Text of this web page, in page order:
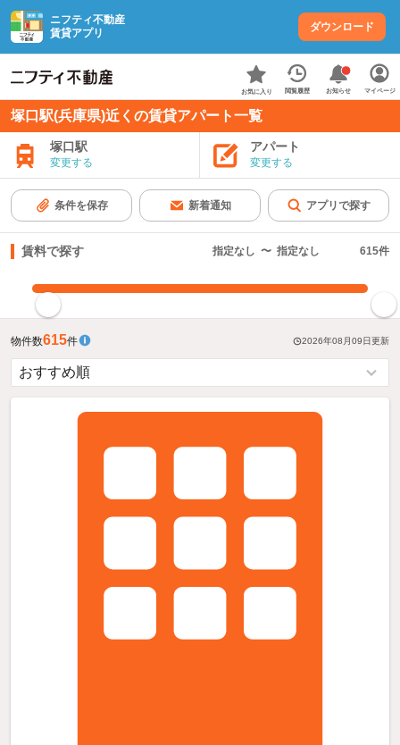
ニフティ不動産
賃貸アプリ
ダウンロード
お気に入り 閲覧履歴 お知らせ マイページ
塚口駅(兵庫県)近くの賃貸アパート一覧
塚口駅
変更する
アパート
変更する
条件を保存 新着通知 アプリで探す
賃料で探す 指定なし 〜 指定なし 615件
物件数615件 2026年08月09日更新